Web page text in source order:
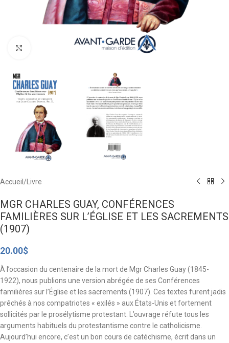
Click to enlarge
Accueil / Livre
MGR CHARLES GUAY, CONFÉRENCES
FAMILIÈRES SUR L’ÉGLISE ET LES SACREMENTS
(1907)
20.00$
À l’occasion du centenaire de la mort de Mgr Charles Guay (1845-
1922), nous publions une version abrégée de ses Conférences
familières sur l’Église et les sacrements (1907). Ces textes furent jadis
prêchés à nos compatriotes « exilés » aux États-Unis et fortement
sollicités par le prosélytisme protestant. L’ouvrage réfute tous les
arguments habituels du protestantisme contre le catholicisme.
Aujourd’hui encore, c’est un bon cours de catéchisme, écrit dans un